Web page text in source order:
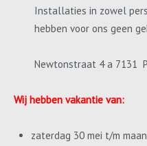
Installaties in zowel
hebben voor ons geen
Newtonstraat 4 a 7131
Wij hebben vakantie van:
zaterdag 30 mei t/m